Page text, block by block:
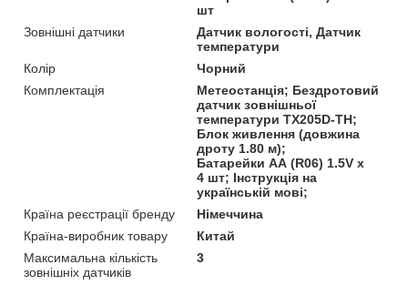
шт
Зовнішні датчики
Датчик вологості, Датчик
температури
Колір
Чорний
Комплектація
Метеостанція; Бездротовий
датчик зовнішньої
температури TX205D-TH;
Блок живлення (довжина
дроту 1.80 м);
Батарейки AA (R06) 1.5V х
4 шт; Інструкція на
українській мові;
Країна реєстрації бренду
Німеччина
Країна-виробник товару
Китай
Максимальна кількість
зовнішніх датчиків
3